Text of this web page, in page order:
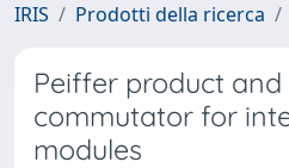
IRIS Prodotti della ricerca
Peiffer product
commutator for
modules